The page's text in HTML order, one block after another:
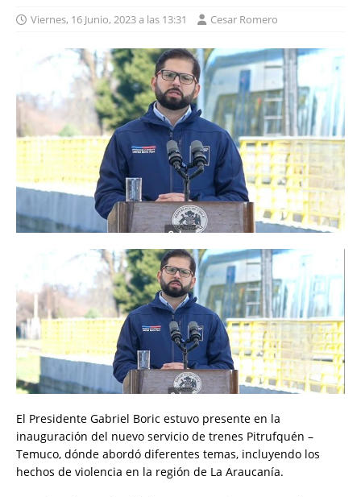
Viernes, 16 Junio, 2023 a las 13:31 Cesar Romero
El Presidente Gabriel Boric estuvo presente en la
inauguración del nuevo servicio de trenes Pitrufquén –
Temuco, dónde abordó diferentes temas, incluyendo los
hechos de violencia en la región de La Araucanía.